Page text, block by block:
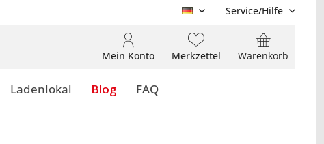
DE Service/Hilfe
Warenkorb
Merkzettel
Mein Konto
Ladenlokal Blog FAQ